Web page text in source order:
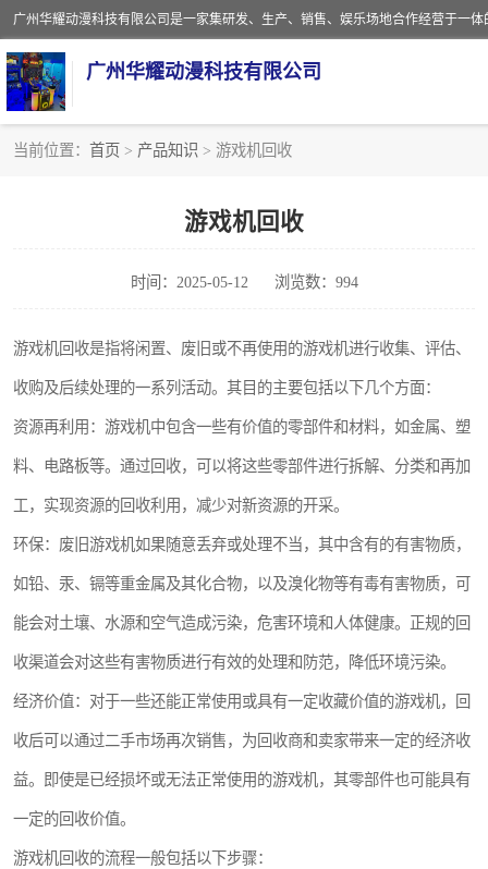
广州华耀动漫科技有限公司
当前位置： 首页 > 产品知识 > 游戏机回收
游戏机回收
时间：2025-05-12 浏览数：994
游戏机回收是指将闲置、废旧或不再使用的游戏机进行收集、评估、
收购及后续处理的一系列活动。其目的主要包括以下几个方面：
资源再利用：游戏机中包含一些有价值的零部件和材料，如金属、塑
料、电路板等。通过回收，可以将这些零部件进行拆解、分类和再加
工，实现资源的回收利用，减少对新资源的开采。
环保：废旧游戏机如果随意丢弃或处理不当，其中含有的有害物质，
如铅、汞、镉等重金属及其化合物，以及溴化物等有毒有害物质，可
能会对土壤、水源和空气造成污染，危害环境和人体健康。正规的回
收渠道会对这些有害物质进行有效的处理和防范，降低环境污染。
经济价值：对于一些还能正常使用或具有一定收藏价值的游戏机，回
收后可以通过二手市场再次销售，为回收商和卖家带来一定的经济收
益。即使是已经损坏或无法正常使用的游戏机，其零部件也可能具有
一定的回收价值。
游戏机回收的流程一般包括以下步骤：
游戏厅回收